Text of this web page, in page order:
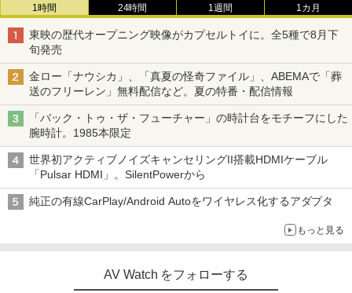
1時間 24時間 1週間 1カ月
東映の歴代オープニング映像がカプセルトイに。全5種で8月下
旬発売
金ロー「ナウシカ」、「真夏の怪奇ファイル」、ABEMAで「葬
送のフリーレン」無料配信など。夏の特番・配信情報
「バック・トゥ・ザ・フューチャー」の時計台をモチーフにした
腕時計。1985本限定
世界初アクティブノイズキャンセリングII搭載HDMIケーブル
「Pulsar HDMI」。SilentPowerから
純正の有線CarPlay/Android Autoをワイヤレス化するアダプタ
もっと見る
AV Watch をフォローする